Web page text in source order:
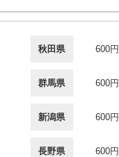
秋田県 600円
群馬県 600円
新潟県 600円
長野県 600円